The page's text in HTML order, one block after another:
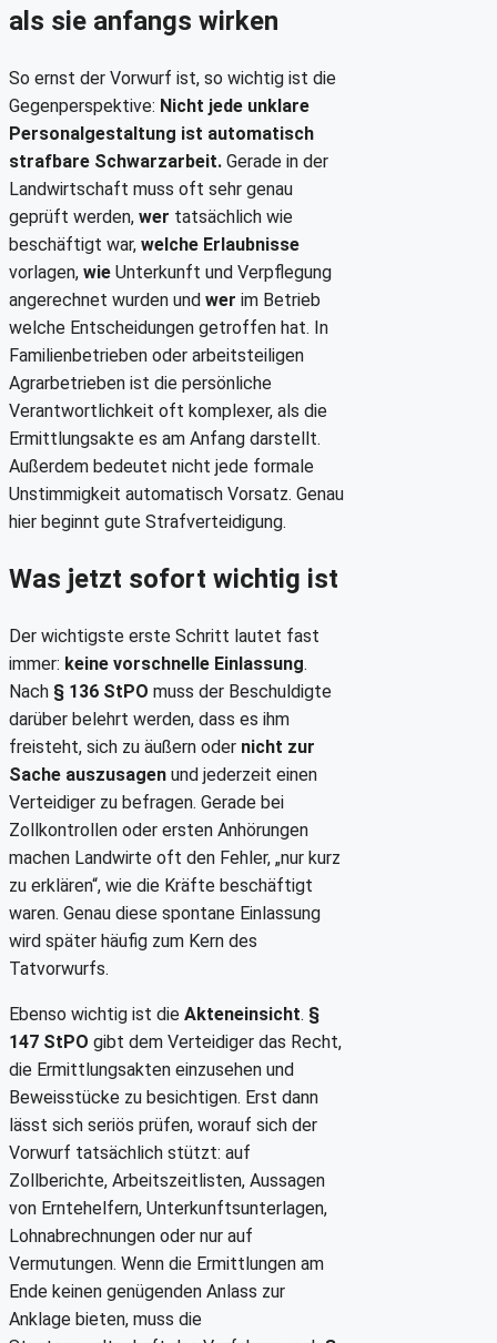
als sie anfangs wirken
So ernst der Vorwurf ist, so wichtig ist die
Gegenperspektive: Nicht jede unklare
Personalgestaltung ist automatisch
strafbare Schwarzarbeit. Gerade in der
Landwirtschaft muss oft sehr genau
geprüft werden, wer tatsächlich wie
beschäftigt war, welche Erlaubnisse
vorlagen, wie Unterkunft und Verpflegung
angerechnet wurden und wer im Betrieb
welche Entscheidungen getroffen hat. In
Familienbetrieben oder arbeitsteiligen
Agrarbetrieben ist die persönliche
Verantwortlichkeit oft komplexer, als die
Ermittlungsakte es am Anfang darstellt.
Außerdem bedeutet nicht jede formale
Unstimmigkeit automatisch Vorsatz. Genau
hier beginnt gute Strafverteidigung.
Was jetzt sofort wichtig ist
Der wichtigste erste Schritt lautet fast
immer: keine vorschnelle Einlassung.
Nach § 136 StPO muss der Beschuldigte
darüber belehrt werden, dass es ihm
freisteht, sich zu äußern oder nicht zur
Sache auszusagen und jederzeit einen
Verteidiger zu befragen. Gerade bei
Zollkontrollen oder ersten Anhörungen
machen Landwirte oft den Fehler, „nur kurz
zu erklären“, wie die Kräfte beschäftigt
waren. Genau diese spontane Einlassung
wird später häufig zum Kern des
Tatvorwurfs.
Ebenso wichtig ist die Akteneinsicht. §
147 StPO gibt dem Verteidiger das Recht,
die Ermittlungsakten einzusehen und
Beweisstücke zu besichtigen. Erst dann
lässt sich seriös prüfen, worauf sich der
Vorwurf tatsächlich stützt: auf
Zollberichte, Arbeitszeitlisten, Aussagen
von Erntehelfern, Unterkunftsunterlagen,
Lohnabrechnungen oder nur auf
Vermutungen. Wenn die Ermittlungen am
Ende keinen genügenden Anlass zur
Anklage bieten, muss die